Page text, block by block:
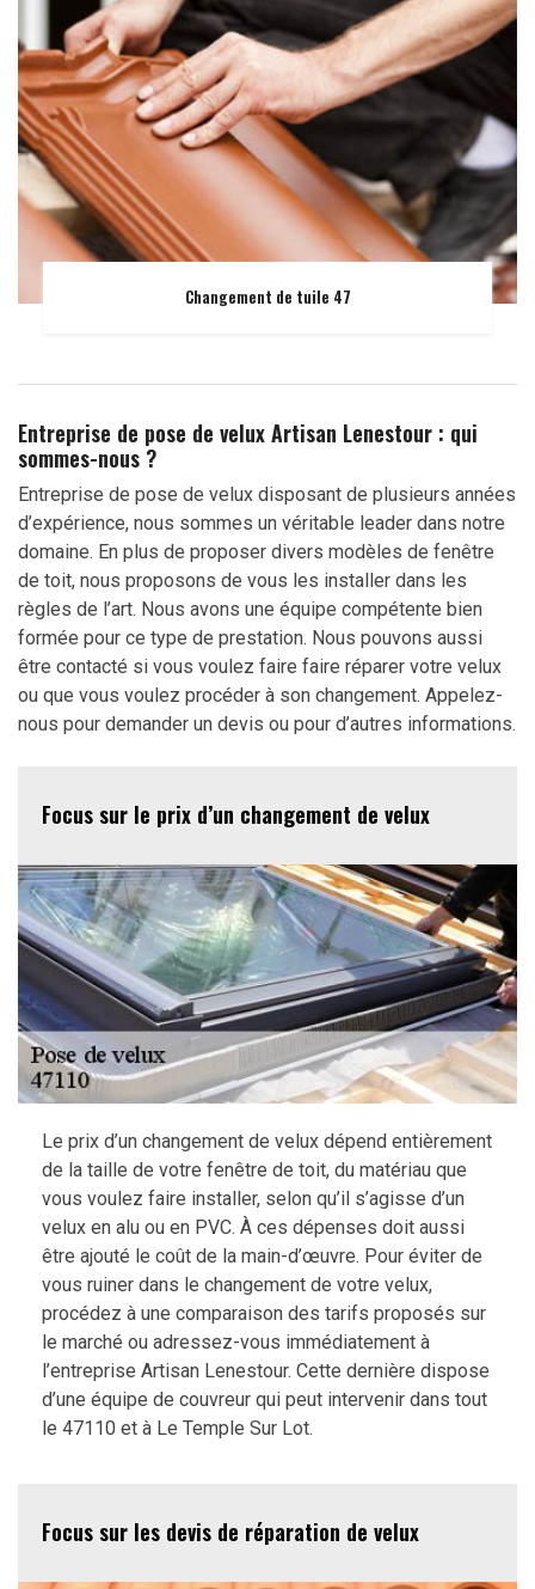
Changement de tuile 47
Entreprise de pose de velux Artisan Lenestour : qui
sommes-nous ?
Entreprise de pose de velux disposant de plusieurs années
d’expérience, nous sommes un véritable leader dans notre
domaine. En plus de proposer divers modèles de fenêtre
de toit, nous proposons de vous les installer dans les
règles de l’art. Nous avons une équipe compétente bien
formée pour ce type de prestation. Nous pouvons aussi
être contacté si vous voulez faire faire réparer votre velux
ou que vous voulez procéder à son changement. Appelez-
nous pour demander un devis ou pour d’autres informations.
Focus sur le prix d’un changement de velux
Le prix d’un changement de velux dépend entièrement
de la taille de votre fenêtre de toit, du matériau que
vous voulez faire installer, selon qu’il s’agisse d’un
velux en alu ou en PVC. À ces dépenses doit aussi
être ajouté le coût de la main-d’œuvre. Pour éviter de
vous ruiner dans le changement de votre velux,
procédez à une comparaison des tarifs proposés sur
le marché ou adressez-vous immédiatement à
l’entreprise Artisan Lenestour. Cette dernière dispose
d’une équipe de couvreur qui peut intervenir dans tout
le 47110 et à Le Temple Sur Lot.
Focus sur les devis de réparation de velux